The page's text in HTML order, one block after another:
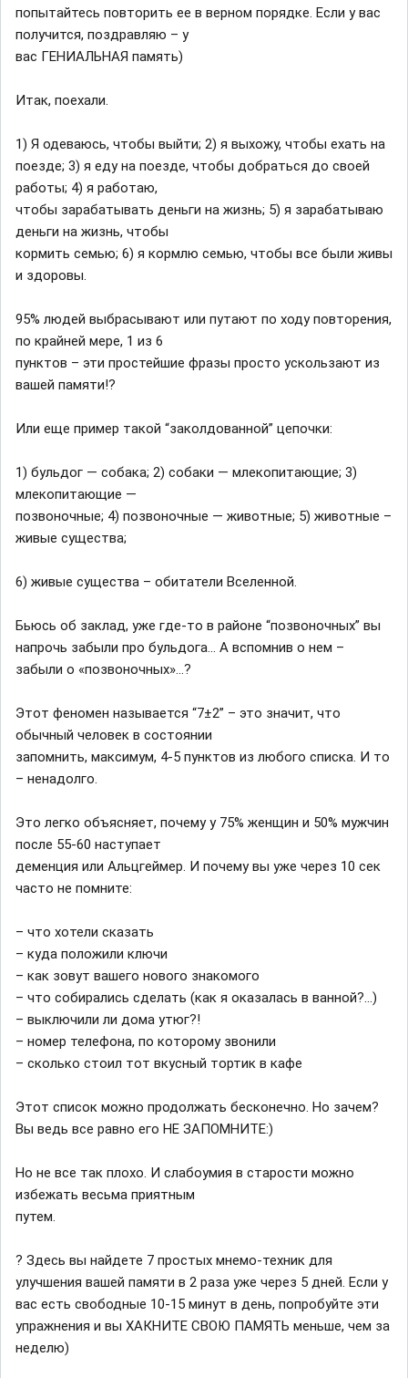
попытайтесь повторить ее в верном порядке. Если у вас
получится, поздравляю – у
вас ГЕНИАЛЬНАЯ память)
Итак, поехали.
1) Я одеваюсь, чтобы выйти; 2) я выхожу, чтобы ехать на
поезде; 3) я еду на поезде, чтобы добраться до своей
работы; 4) я работаю,
чтобы зарабатывать деньги на жизнь; 5) я зарабатываю
деньги на жизнь, чтобы
кормить семью; 6) я кормлю семью, чтобы все были живы
и здоровы.
95% людей выбрасывают или путают по ходу повторения,
по крайней мере, 1 из 6
пунктов – эти простейшие фразы просто ускользают из
вашей памяти!?
Или еще пример такой “заколдованной” цепочки:
1) бульдог — собака; 2) собаки — млекопитающие; 3)
млекопитающие —
позвоночные; 4) позвоночные — животные; 5) животные –
живые существа;
6) живые существа – обитатели Вселенной.
Бьюсь об заклад, уже где-то в районе “позвоночных” вы
напрочь забыли про бульдога… А вспомнив о нем –
забыли о «позвоночных»…?
Этот феномен называется “7±2” – это значит, что
обычный человек в состоянии
запомнить, максимум, 4-5 пунктов из любого списка. И то
– ненадолго.
Это легко объясняет, почему у 75% женщин и 50% мужчин
после 55-60 наступает
деменция или Альцгеймер. И почему вы уже через 10 сек
часто не помните:
– что хотели сказать
– куда положили ключи
– как зовут вашего нового знакомого
– что собирались сделать (как я оказалась в ванной?...)
– выключили ли дома утюг?!
– номер телефона, по которому звонили
– сколько стоил тот вкусный тортик в кафе
Этот список можно продолжать бесконечно. Но зачем?
Вы ведь все равно его НЕ ЗАПОМНИТЕ:)
Но не все так плохо. И слабоумия в старости можно
избежать весьма приятным
путем.
? Здесь вы найдете 7 простых мнемо-техник для
улучшения вашей памяти в 2 раза уже через 5 дней. Если у
вас есть свободные 10-15 минут в день, попробуйте эти
упражнения и вы ХАКНИТЕ СВОЮ ПАМЯТЬ меньше, чем за
неделю)